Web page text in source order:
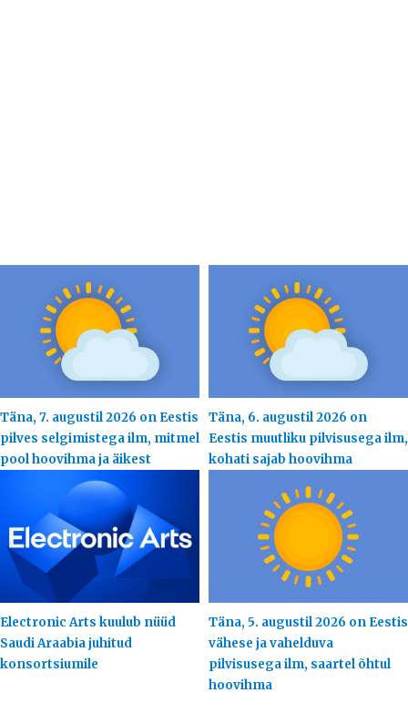
Täna, 7. augustil 2026 on Eestis
pilves selgimistega ilm, mitmel
pool hoovihma ja äikest
Täna, 6. augustil 2026 on
Eestis muutliku pilvisusega ilm,
kohati sajab hoovihma
Electronic Arts kuulub nüüd
Saudi Araabia juhitud
konsortsiumile
Täna, 5. augustil 2026 on Eestis
vähese ja vahelduva
pilvisusega ilm, saartel õhtul
hoovihma